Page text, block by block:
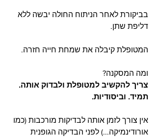
בביקורת לאחר הניתוח החולה יבשה ללא
דליפת שתן.
המטופלת קיבלה את שמחת חייה חזרה.
ומה המסקנה?
צריך להקשיב למטופלת ולבדוק אותה.
תמיד. וביסודיות.
אין צורך לזמן אותה לבדיקות מורכבות (כמו
אורודינמיקה...) לפני הבדיקה הגופנית